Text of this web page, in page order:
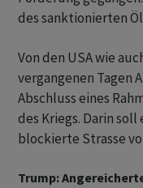
des sanktionierten
Von den USA wie
vergangenen Tagen
Abschluss eines
des Kriegs. Darin
blockierte Strasse
Trump: